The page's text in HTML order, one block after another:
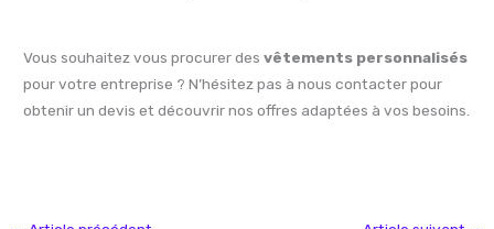
Vous souhaitez vous procurer desvêtements personnalisés
pour votre entreprise ? N’hésitez pas à nous contacter pour
obtenir un devis et découvrir nos offres adaptées à vos besoins.